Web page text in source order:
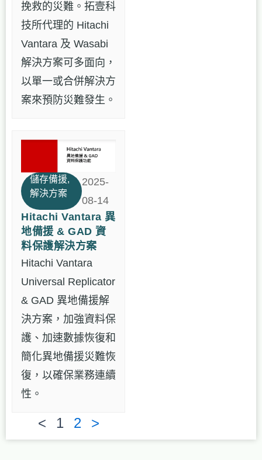
挽救的災難。拓壹科
技所代理的 Hitachi
Vantara 及 Wasabi
解決方案可多面向，
以單一或合併解決方
案來預防災難發生。
儲存備援,
解決方案
2025-
08-14
Hitachi Vantara 異
地備援 & GAD 資
料保護解決方案
Hitachi Vantara
Universal Replicator
& GAD 異地備援解
決方案，加強資料保
護、加速數據恢復和
簡化異地備援災難恢
復，以確保業務連續
性。
< 1 2 >